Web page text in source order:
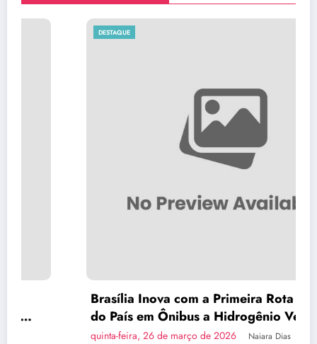
Brasília Inova com a Primeira Rota Turística
do País em Ônibus a Hidrogênio Verde
quinta-feira, 26 de março de 2026 Naiara Dias